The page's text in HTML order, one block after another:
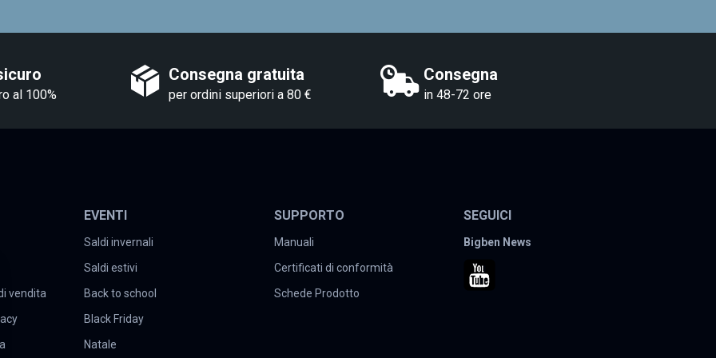
al 100%
Consegna gratuita
per ordini superiori a 80 €
Consegna
in 48-72 ore
vendita
EVENTI
Saldi invernali
Saldi estivi
Back to school
Black Friday
Natale
SUPPORTO
Manuali
Certificati di conformità
Schede Prodotto
SEGUICI
Bigben News